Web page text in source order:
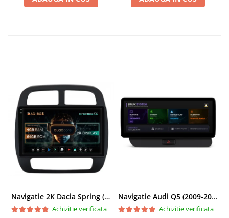
Navigatie 2K Dacia Spring (2021- Prezent), Android, S-Quadcore / 4GB RAM + 64GB ROM, 9.5 Inch - AD-BGS90042K+AD-BGRKIT366V4s
Achizitie verificata
Navigatie Audi Q5 (2009-2017), Linux OS & OEM, MMI 3G, CarPlay & Android Auto Wireless, MirrorLink, Camera AHD, 12.3 Inch - AD-BGAALNXH+AD-BGRKITQ5002
Achizitie verificata